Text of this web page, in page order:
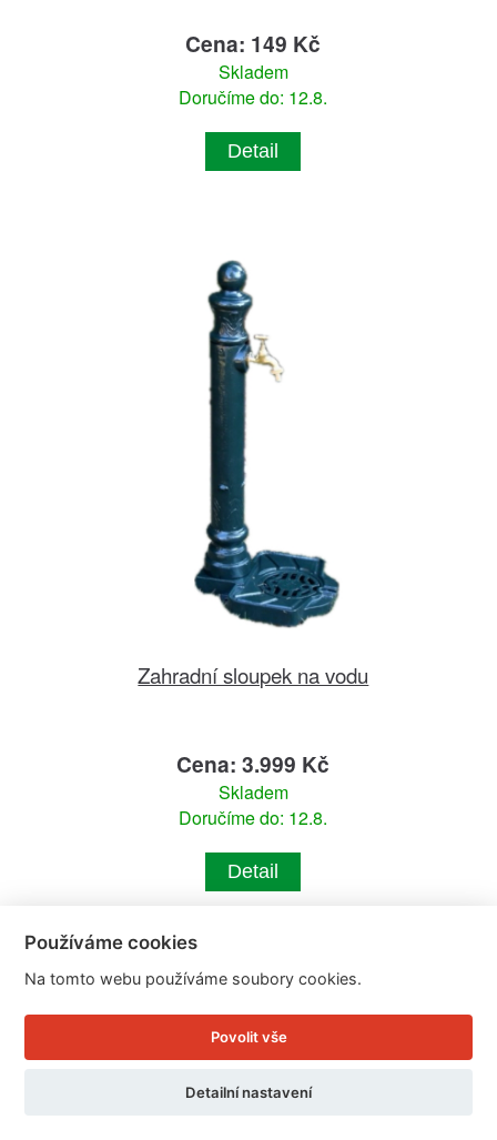
Cena: 149 Kč
Skladem
Doručíme do: 12.8.
Detail
Zahradní sloupek na vodu
Cena: 3.999 Kč
Skladem
Doručíme do: 12.8.
Detail
Používáme cookies
Na tomto webu používáme soubory cookies.
Povolit vše
Detailní nastavení